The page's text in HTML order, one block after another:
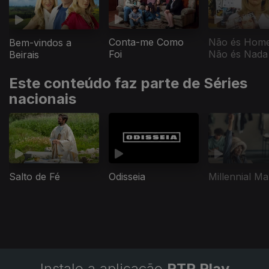
Bem-vindos a
Beirais
Conta-me Como
Foi
Não és
Não és Nada
Este conteúdo faz parte de Séries
nacionais
Salto de Fé Odisseia Millennial